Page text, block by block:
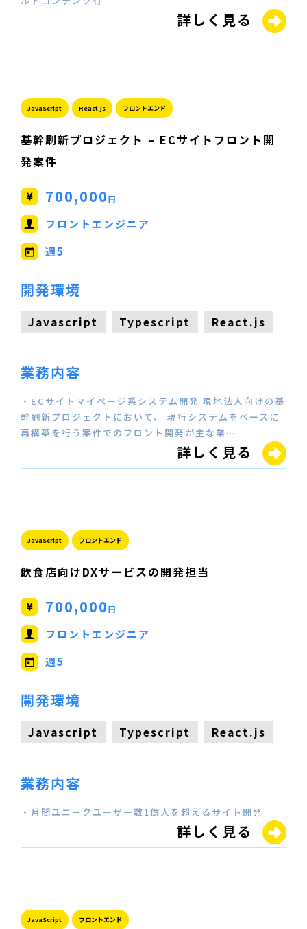
詳しく見る
JavaScript React.js フロントエンド
基幹刷新プロジェクト – ECサイトフロント開
発案件
700,000円
フロントエンジニア
週5
開発環境
Javascript Typescript React.js
業務内容
・ECサイトマイページ系システム開発 現地法人向けの基
幹刷新プロジェクトにおいて、 現行システムをベースに
再構築を行う案件でのフロント開発が主な業…
詳しく見る
JavaScript フロントエンド
飲食店向けDXサービスの開発担当
700,000円
フロントエンジニア
週5
開発環境
Javascript Typescript React.js
業務内容
・月間ユニークユーザー数1億人を超えるサイト開発
詳しく見る
JavaScript フロントエンド